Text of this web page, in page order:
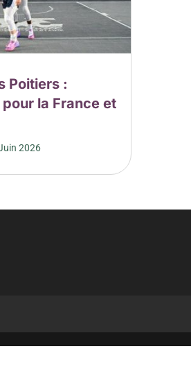
Poitiers :
la France et
2026